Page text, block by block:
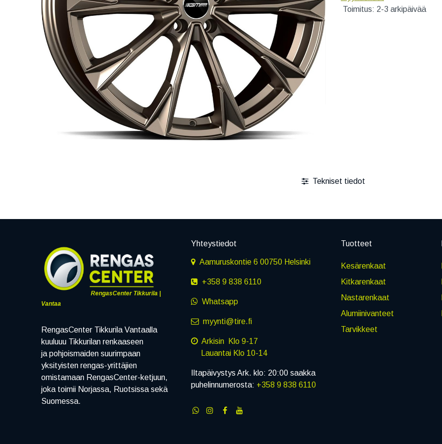
Toimitus: 2-3 arkipäivää
Tekniset tiedot
RengasCenter Tikkurila |
Vantaa
RengasCenter Tikkurila Vantaalla
kuuluuu Tikkurilan renkaaseen
ja pohjoismaiden suurimpaan
yksityisten rengas-yrittäjien
omistamaan RengasCenter-ketjuun,
joka toimii Norjassa, Ruotsissa sekä
Suomessa.
Yhteystiedot
Aamuruskontie 6 00750 Helsinki
+358 9 838 6110
Whatsapp
myynti@tire.fi
Arkisin Klo 9-17
Lauantai Klo 10-14
Iltapäivystys Ark. klo: 20:00 saakka
puhelinnumerosta: +358 9 838 6110
Tuotteet
Kesärenkaat
Kitkarenkaat
Nastarenkaat
Alumiinivanteet
Tarvikkeet